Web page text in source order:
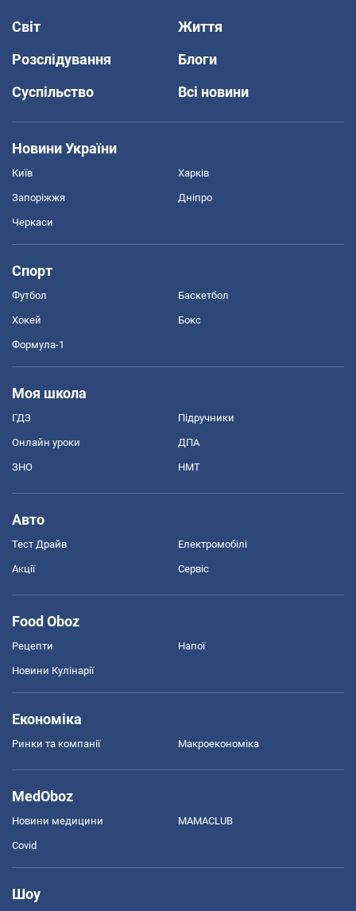
Світ
Життя
Розслідування
Блоги
Суспільство
Всі новини
Новини України
Київ Харків
Запоріжжя Дніпро
Черкаси
Спорт
Футбол Баскетбол
Хокей Бокс
Формула-1
Моя школа
ГДЗ Підручники
Онлайн уроки ДПА
ЗНО НМТ
Авто
Тест Драйв Електромобілі
Акції Сервіс
Food Oboz
Рецепти Напої
Новини Кулінарії
Економіка
Ринки та компанії Макроекономіка
MedOboz
Новини медицини MAMACLUB
Covid
Шоу